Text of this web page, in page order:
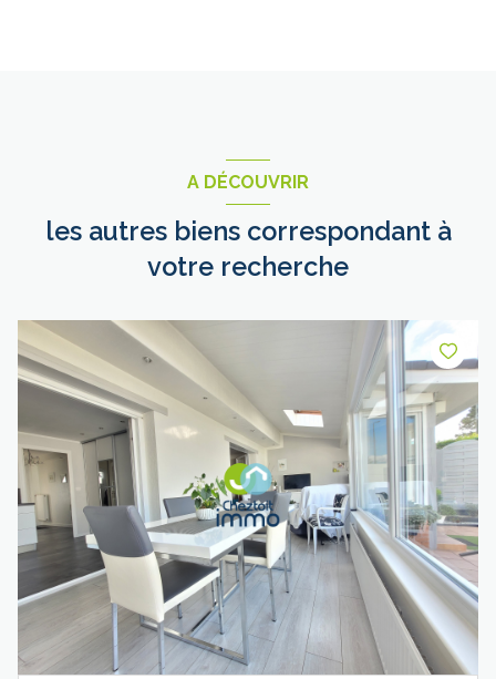
A DÉCOUVRIR
les autres biens correspondant à
votre recherche